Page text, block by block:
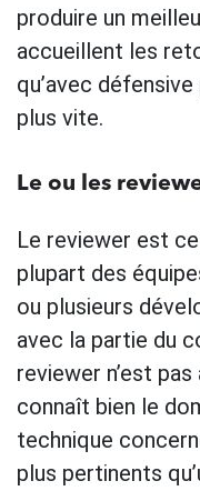
produire un
accueillent les
qu’avec
plus vite.
Le ou les
Le reviewer est
plupart des
ou plusieurs
avec la partie du
reviewer n’est pas
connaît bien le
technique
plus pertinents